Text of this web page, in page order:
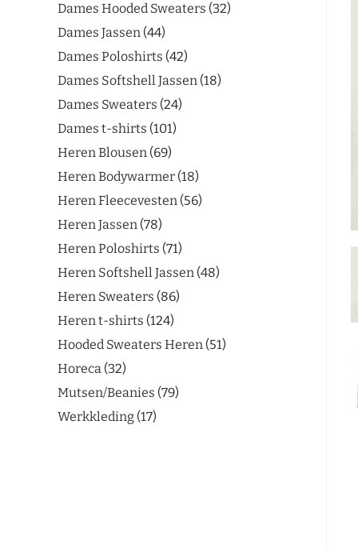
Dames Hooded Sweaters 32
Dames Jassen 44
Dames Poloshirts 42
Dames Softshell Jassen 18
Dames Sweaters 24
Dames t-shirts 101
Heren Blousen 69
Heren Bodywarmer 18
Heren Fleecevesten 56
Heren Jassen 78
Heren Poloshirts 71
Heren Softshell Jassen 48
Heren Sweaters 86
Heren t-shirts 124
Hooded Sweaters Heren 51
Horeca 32
Mutsen/Beanies 79
Werkkleding 17